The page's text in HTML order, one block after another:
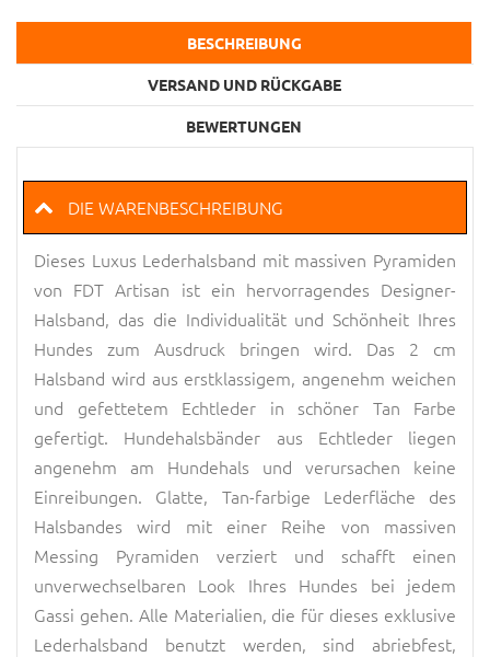
BESCHREIBUNG
VERSAND UND RÜCKGABE
BEWERTUNGEN
DIE WARENBESCHREIBUNG
Dieses Luxus Lederhalsband mit massiven Pyramiden
von FDT Artisan ist ein hervorragendes Designer-
Halsband, das die Individualität und Schönheit Ihres
Hundes zum Ausdruck bringen wird. Das 2 cm
Halsband wird aus erstklassigem, angenehm weichen
und gefettetem Echtleder in schöner Tan Farbe
gefertigt. Hundehalsbänder aus Echtleder liegen
angenehm am Hundehals und verursachen keine
Einreibungen. Glatte, Tan-farbige Lederfläche des
Halsbandes wird mit einer Reihe von massiven
Messing Pyramiden verziert und schafft einen
unverwechselbaren Look Ihres Hundes bei jedem
Gassi gehen. Alle Materialien, die für dieses exklusive
Lederhalsband benutzt werden, sind abriebfest,